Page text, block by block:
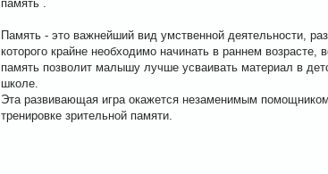
память .
Память - это важнейший вид умственной деятельности,
которого крайне необходимо начинать в раннем возрасте,
память позволит малышу лучше усваивать материал в
школе.
Эта развивающая игра окажется незаменимым
тренировке зрительной памяти.